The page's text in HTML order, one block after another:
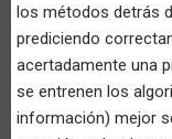
los métodos detrás
prediciendo
acertadamente una
se entrenen los
información) mejor